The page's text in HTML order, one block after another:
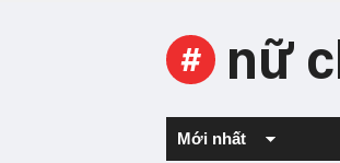
# nữ
Mới nhất